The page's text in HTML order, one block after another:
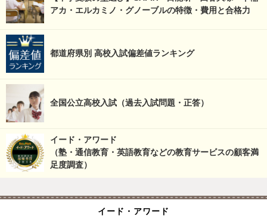
アカ・エルカミノ・グノーブルの特徴・費用と合格力
都道府県別 高校入試偏差値ランキング
全国公立高校入試（過去入試問題・正答）
イード・アワード
（塾・通信教育・英語教育などの教育サービスの顧客満
足度調査）
イード・アワード